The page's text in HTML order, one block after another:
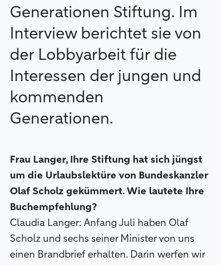
Generationen Stiftung. Im
Interview berichtet sie von
der Lobbyarbeit für die
Interessen der jungen und
kommenden
Generationen.
Frau Langer, Ihre Stiftung hat sich jüngst
um die Urlaubslektüre von Bundeskanzler
Olaf Scholz gekümmert. Wie lautete Ihre
Buchempfehlung?
Claudia Langer: Anfang Juli haben Olaf
Scholz und sechs seiner Minister von uns
einen Brandbrief erhalten. Darin werfen wir